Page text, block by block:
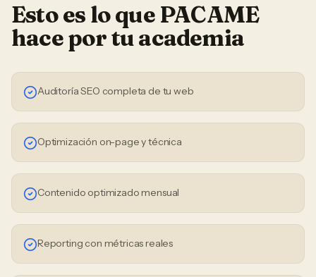
Esto es lo que PACAME
hace por tuacademia
Auditoría SEO completa de tu web
Optimización on-page y técnica
Contenido optimizado mensual
Reporting con métricas reales